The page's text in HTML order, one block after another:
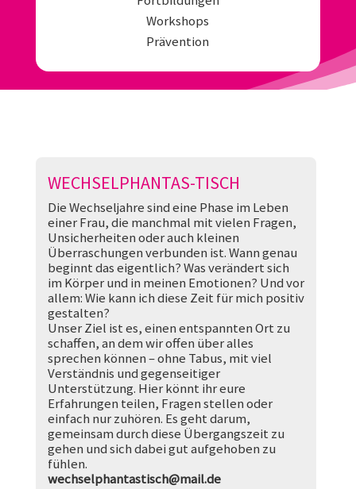
Workshops
Prävention
WECHSELPHANTAS-TISCH
Die Wechseljahre sind eine Phase im Leben
einer Frau, die manchmal mit vielen Fragen,
Unsicherheiten oder auch kleinen
Überraschungen verbunden ist. Wann genau
beginnt das eigentlich? Was verändert sich
im Körper und in meinen Emotionen? Und vor
allem: Wie kann ich diese Zeit für mich positiv
gestalten?
Unser Ziel ist es, einen entspannten Ort zu
schaffen, an dem wir offen über alles
sprechen können – ohne Tabus, mit viel
Verständnis und gegenseitiger
Unterstützung. Hier könnt ihr eure
Erfahrungen teilen, Fragen stellen oder
einfach nur zuhören. Es geht darum,
gemeinsam durch diese Übergangszeit zu
gehen und sich dabei gut aufgehoben zu
fühlen.
wechselphantastisch@mail.de